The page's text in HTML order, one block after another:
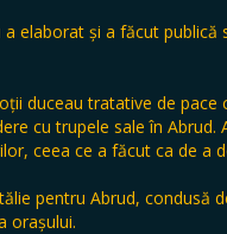
elaborat și a făcut
duceau tratative de
cu trupele sale în
ceea ce a făcut ca de a
pentru Abrud, condusă
orașului.